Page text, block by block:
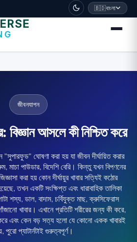
🇧🇩বাংলা
জীবনযাপন
বিজ্ঞান আসলে কী নিশ্চিত করে
ঘোষণা করা হয় যা জীবন দীর্ঘায়িত করার
মাচা পাউডার, বিদেশি বেরি। কিন্তু যখন বিপণনের
করা হয় কোন দীর্ঘায়ুর খাবার সত্যিই কঠোর
তখন একটি সংক্ষিপ্ত এবং ধারাবাহিক তালিকা
শস্য, ডাল, বাদাম, চর্বিযুক্ত মাছ, ক্রুসিফেরাস
খাবার। এখানে প্রতিটি শরীরের জন্য কী করে,
এবং কেন বড় সত্য হলো যে কোনো একক খাবারই
পুরো প্যাটার্নটাই গুরুত্বপূর্ণ।